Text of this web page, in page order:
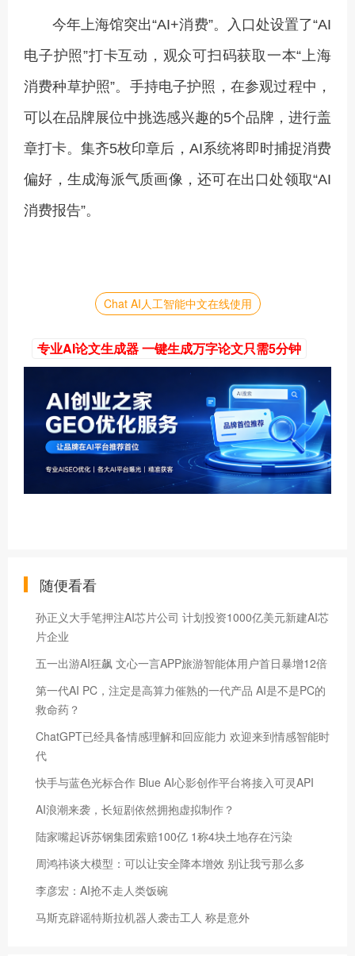
今年上海馆突出“AI+消费”。入口处设置了“AI
电子护照”打卡互动，观众可扫码获取一本“上海
消费种草护照”。手持电子护照，在参观过程中，
可以在品牌展位中挑选感兴趣的5个品牌，进行盖
章打卡。集齐5枚印章后，AI系统将即时捕捉消费
偏好，生成海派气质画像，还可在出口处领取“AI
消费报告”。
Chat AI人工智能中文在线使用
专业AI论文生成器 一键生成万字论文只需5分钟
随便看看
孙正义大手笔押注AI芯片公司 计划投资1000亿美元新建AI芯
片企业
五一出游AI狂飙 文心一言APP旅游智能体用户首日暴增12倍
第一代AI PC，注定是高算力催熟的一代产品 AI是不是PC的
救命药？
ChatGPT已经具备情感理解和回应能力 欢迎来到情感智能时
代
快手与蓝色光标合作 Blue AI心影创作平台将接入可灵API
AI浪潮来袭，长短剧依然拥抱虚拟制作？
陆家嘴起诉苏钢集团索赔100亿 1称4块土地存在污染
周鸿祎谈大模型：可以让安全降本增效 别让我亏那么多
李彦宏：AI抢不走人类饭碗
马斯克辟谣特斯拉机器人袭击工人 称是意外